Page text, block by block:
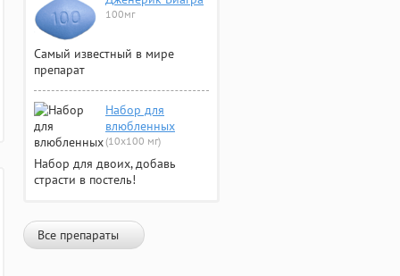
100мг
Самый известный в мире
препарат
Набор для
влюбленных
(10х100 мг)
Набор для двоих, добавь
страсти в постель!
Все препараты